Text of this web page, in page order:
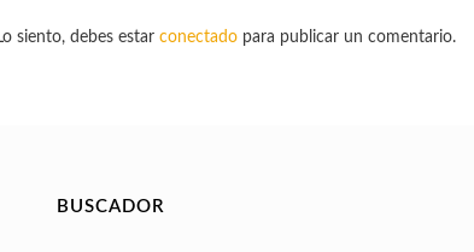
Lo siento, debes estar conectadopara publicar un comentario.
BUSCADOR